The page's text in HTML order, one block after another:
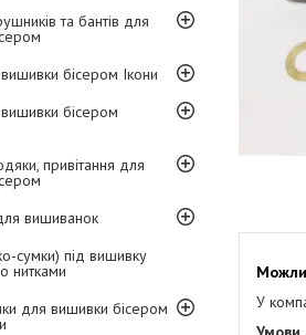
та бантів для
бісером Ікони
бісером
привітання для
вишиванок
сумки) під вишивку
нитками
для вишивки бісером
У